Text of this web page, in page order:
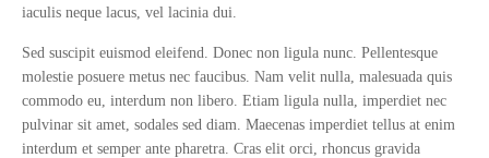
iaculis neque lacus, vel lacinia dui.
Sed suscipit euismod eleifend. Donec non ligula nunc. Pellentesque
molestie posuere metus nec faucibus. Nam velit nulla, malesuada quis
commodo eu, interdum non libero. Etiam ligula nulla, imperdiet nec
pulvinar sit amet, sodales sed diam. Maecenas imperdiet tellus at enim
interdum et semper ante pharetra. Cras elit orci, rhoncus gravida